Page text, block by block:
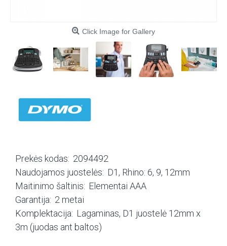
Click Image for Gallery
Prekės kodas: 2094492
Naudojamos juostelės: D1, Rhino: 6, 9, 12mm
Maitinimo šaltinis: Elementai AAA
Garantija: 2 metai
Komplektacija: Lagaminas, D1 juostelė 12mm x
3m (juodas ant baltos)